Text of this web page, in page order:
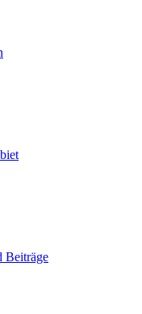
Beiträge